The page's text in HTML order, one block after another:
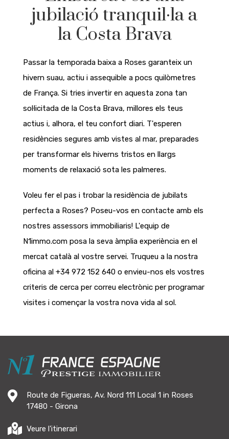
jubilació tranquil·la a
la Costa Brava
Passar la temporada baixa a Roses garanteix un
hivern suau, actiu i assequible a pocs quilòmetres
de França. Si tries invertir en aquesta zona tan
sol·licitada de la Costa Brava, millores els teus
actius i, alhora, el teu confort diari. T'esperen
residències segures amb vistes al mar, preparades
per transformar els hiverns tristos en llargs
moments de relaxació sota les palmeres.
Voleu fer el pas i trobar la residència de jubilats
perfecta a Roses? Poseu-vos en contacte amb els
nostres assessors immobiliaris! L'equip de
N1immo.com posa la seva àmplia experiència en el
mercat català al vostre servei. Truqueu a la nostra
oficina al +34 972 152 640 o envieu-nos els vostres
criteris de cerca per correu electrònic per programar
visites i començar la vostra nova vida al sol.
Route de Figueras, Av. Nord 111 Local 1 in Roses
17480 - Girona
Veure l'itinerari